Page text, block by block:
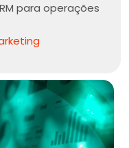
para operações